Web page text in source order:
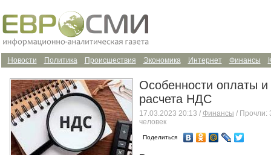
Финансы
Интернет
Экономика
Происшествия
Политика
Новости
Особенности оплаты и
расчета НДС
17.03.2023 20:13 / Финансы / Прочли:
человек
Поделиться